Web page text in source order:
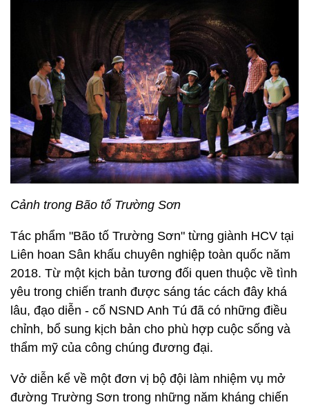
Cảnh trong Bão tố Trường Sơn
Tác phẩm "Bão tố Trường Sơn" từng giành HCV tại
Liên hoan Sân khấu chuyên nghiệp toàn quốc năm
2018. Từ một kịch bản tương đối quen thuộc về tình
yêu trong chiến tranh được sáng tác cách đây khá
lâu, đạo diễn - cố NSND Anh Tú đã có những điều
chỉnh, bổ sung kịch bản cho phù hợp cuộc sống và
thẩm mỹ của công chúng đương đại.
Vở diễn kể về một đơn vị bộ đội làm nhiệm vụ mở
đường Trường Sơn trong những năm kháng chiến